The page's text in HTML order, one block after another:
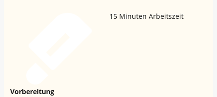
Vorbereitung
15 Minuten Arbeitszeit